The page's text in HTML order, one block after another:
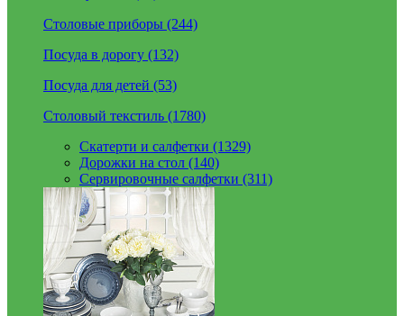
Столовые приборы (244)
Посуда в дорогу (132)
Посуда для детей (53)
Столовый текстиль (1780)
Скатерти и салфетки (1329)
Дорожки на стол (140)
Сервировочные салфетки (311)